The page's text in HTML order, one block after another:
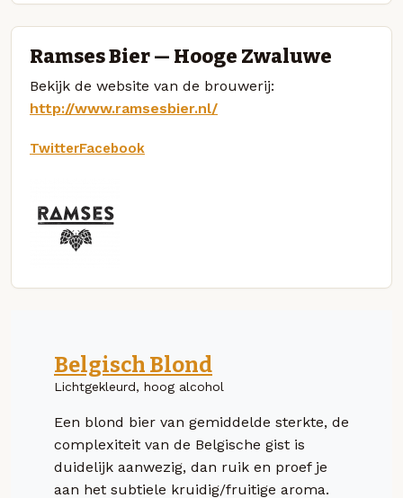
Ramses Bier — Hooge Zwaluwe
Bekijk de website van de brouwerij:
http://www.ramsesbier.nl/
TwitterFacebook
Belgisch Blond
Lichtgekleurd, hoog alcohol
Een blond bier van gemiddelde sterkte, de
complexiteit van de Belgische gist is
duidelijk aanwezig, dan ruik en proef je
aan het subtiele kruidig/fruitige aroma.